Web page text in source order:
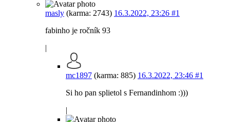
masly (karma: 2743) 16.3.2022, 23:26 #1
fabinho je ročník 93
|
mc1897 (karma: 885) 16.3.2022, 23:46 #1
Si ho pan splietol s Fernandinhom :)))
|